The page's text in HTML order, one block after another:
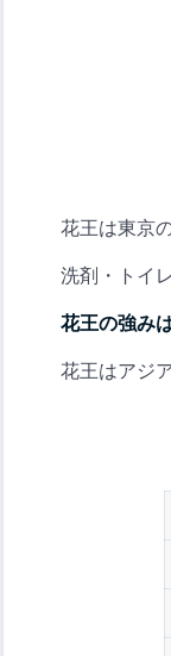
花王は東京
洗剤・トイ
花王の強み
花王はアジ